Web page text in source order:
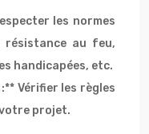
les normes
résistance au feu,
handicapées, etc.
Vérifier les règles
projet.